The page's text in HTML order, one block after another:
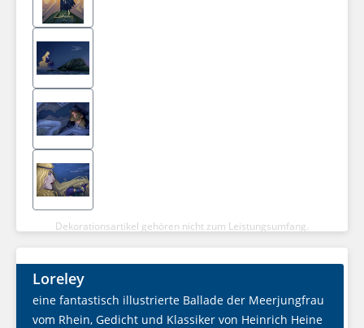
Dekorationsartikel gehören nicht zum Leistungsumfang.
Loreley
eine fantastisch illustrierte Ballade der Meerjungfrau
vom Rhein, Gedicht und Klassiker von Heinrich Heine